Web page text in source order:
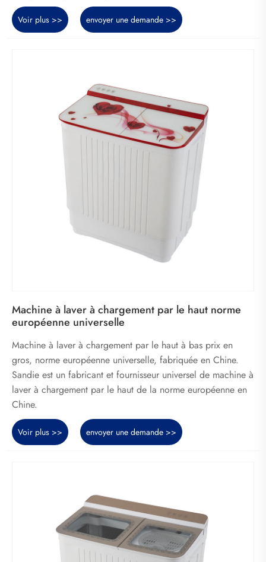
Voir plus >> envoyer une demande >>
Machine à laver à chargement par le haut norme
européenne universelle
Machine à laver à chargement par le haut à bas prix en
gros, norme européenne universelle, fabriquée en Chine.
Sandie est un fabricant et fournisseur universel de machine à
laver à chargement par le haut de la norme européenne en
Chine.
Voir plus >> envoyer une demande >>